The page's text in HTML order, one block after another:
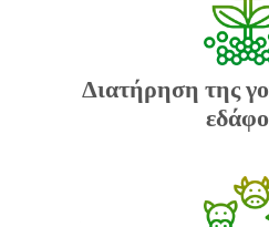
Διατήρηση της